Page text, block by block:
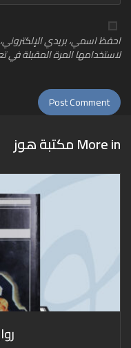
احفظ اسمي، بريدي
لاستخدامها المرة المقبلة في
More inمكتبة هوز